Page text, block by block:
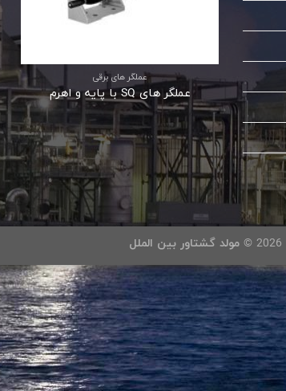
عملگر های برقی
عملگر های SQ با پایه و اهرم
مولد گشتاور بین الملل